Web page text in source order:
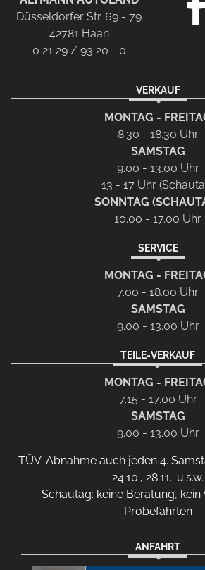
Düsseldorfer Str. 69 - 79
42781 Haan
0 21 29 / 93 20 - 0
VERKAUF
MONTAG -
8.30 - 18.30 Uhr
SAMSTAG
9.00 - 13.00 Uhr
13 - 17 Uhr
SONNTAG
10.00 - 17.00 Uhr
SERVICE
MONTAG -
7.00 - 18.00 Uhr
SAMSTAG
9.00 - 13.00 Uhr
TEILE-VERKAUF
MONTAG -
7.15 - 17.00 Uhr
SAMSTAG
9.00 - 13.00 Uhr
TÜV-Abnahme auch jeden 4.
24.10., 28.11.. u.s.w.
Schautag: keine Beratung, kein
Probefahrten
ANFAHRT